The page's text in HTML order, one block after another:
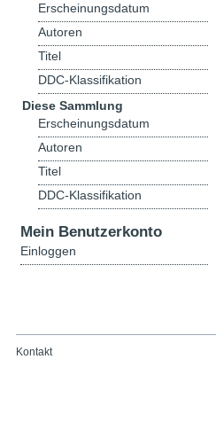
Erscheinungsdatum
Autoren
Titel
DDC-Klassifikation
Diese Sammlung
Erscheinungsdatum
Autoren
Titel
DDC-Klassifikation
Mein Benutzerkonto
Einloggen
Kontakt